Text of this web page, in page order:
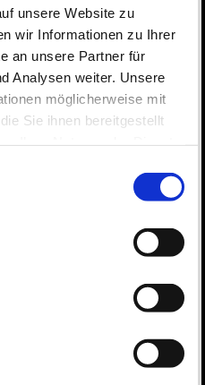
unsere Website zu
wir Informationen zu Ihrer
an unsere Partner für
Analysen weiter. Unsere
möglicherweise mit
Sie ihnen bereitgestellt
Geschirr